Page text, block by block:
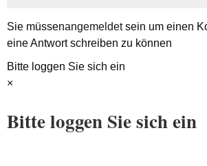
Sie müssenangemeldetsein um einen
eine Antwort schreiben zu können
Bitte loggen Sie sich ein
×
Bitte loggen Sie sich ein